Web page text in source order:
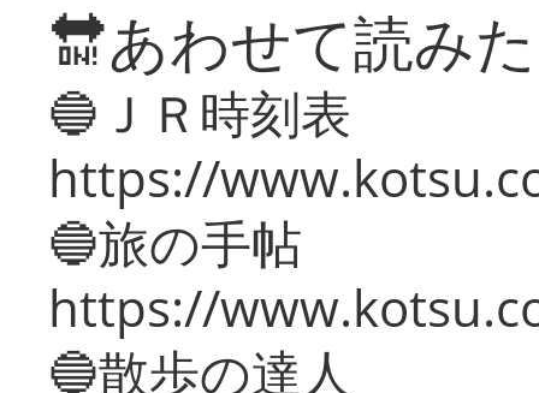
🔛あわせて読み
🔵ＪＲ時刻表
https://
🔵旅の手帖
https://
🔵散歩の達人